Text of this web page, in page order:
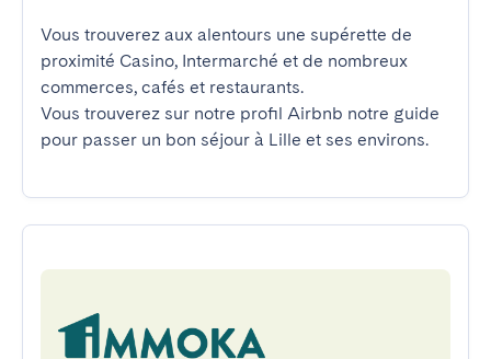
Vous trouverez aux alentours une supérette de
proximité Casino, Intermarché et de nombreux
commerces, cafés et restaurants.
Vous trouverez sur notre profil Airbnb notre guide
pour passer un bon séjour à Lille et ses environs.